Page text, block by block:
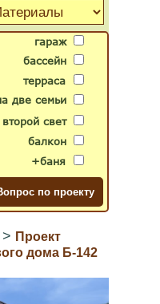
гараж
бассейн
второй свет
две семьи
терраса
балкон
+баня
> Проект
дома Б-142